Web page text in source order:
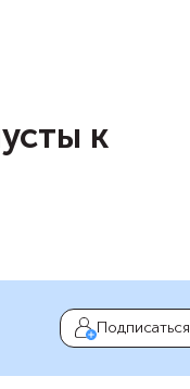
к
Подписаться